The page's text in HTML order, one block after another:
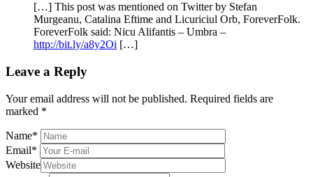
[…] This post was mentioned on Twitter by Stefan
Murgeanu, Catalina Eftime and Licuriciul Orb, ForeverFolk.
ForeverFolk said: Nicu Alifantis – Umbra –
http://bit.ly/a8y2Oi […]
Leave a Reply
Your email address will not be published. Required fields are
marked *
Name*
Email*
Website